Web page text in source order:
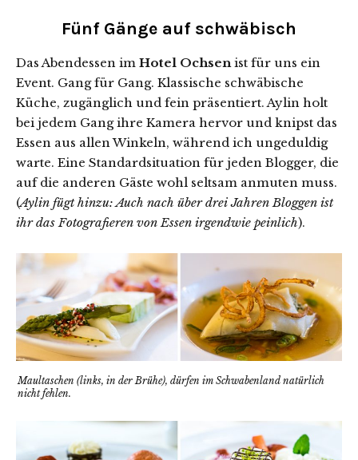
Fünf Gänge auf schwäbisch
Das Abendessen im Hotel Ochsenist für uns ein
Event. Gang für Gang. Klassische schwäbische
Küche, zugänglich und fein präsentiert. Aylin holt
bei jedem Gang ihre Kamera hervor und knipst das
Essen aus allen Winkeln, während ich ungeduldig
warte. Eine Standardsituation für jeden Blogger, die
auf die anderen Gäste wohl seltsam anmuten muss.
(Aylin fügt hinzu: Auch nach über drei Jahren Bloggen ist
ihr das Fotografieren von Essen irgendwie peinlich).
Maultaschen (links, in der Brühe), dürfen im Schwabenland natürlich
nicht fehlen.